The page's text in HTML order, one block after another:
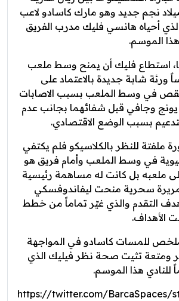
نجم جديد وهو مارك كاسادو لاعب
أحياه هانسي فليك مدرب الفريق
الموسم.
استطاع فليك أن يمنح وسط ملعب
ورئة شابة جديدة بالاعتماد على
في وسط الملعب بسبب الاصابات
وجافي قبل شفائهما بجانب عدم
بسبب الوضع الاقتصادي.
ملفتة للنظر بالكلاسيكو فلم يكتفي
في وسط الملعب وأمام فريق هو
ملعبه بل كانت له مساهمة رئيسية
سحرية منحت ليفاندوفسكي
التقدم والذي غيّر تماماً من خطط
الأهداف.
للمسات كاسادو في المواجهة
ومتعة تثيت صحة نظر فيليك الذي
للنادي هذا الموسم.
https://twitter.com/BarcaSpaces/